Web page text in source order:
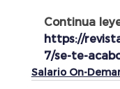
Continua
https://
7/se-te-
Salario On-